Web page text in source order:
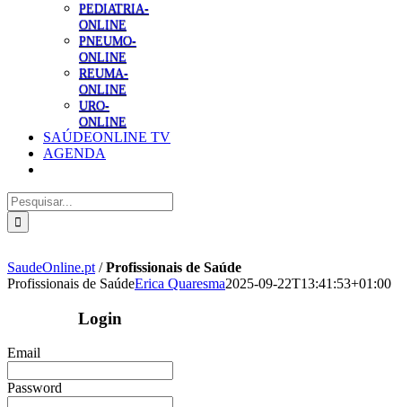
PEDIATRIA-
ONLINE
PNEUMO-
ONLINE
REUMA-
ONLINE
URO-
ONLINE
SAÚDEONLINE TV
AGENDA
Pesquisar
SaudeOnline.pt /Profissionais de Saúde
Profissionais de SaúdeErica Quaresma2025-09-22T13:41:53+01:00
Login
Email
Password